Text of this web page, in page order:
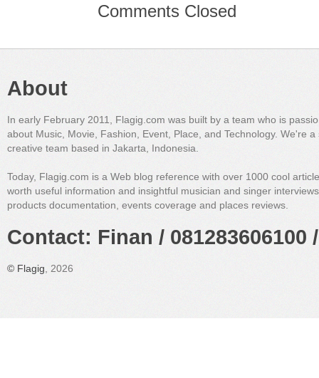
Comments Closed
About
In early February 2011, Flagig.com was built by a team who is
about Music, Movie, Fashion, Event, Place, and Technology. We're a
creative team based in Jakarta, Indonesia.
Today, Flagig.com is a Web blog reference with over 1000 cool
worth useful information and insightful musician and singer
products documentation, events coverage and places reviews.
Contact: Finan /
© Flagig , 2026